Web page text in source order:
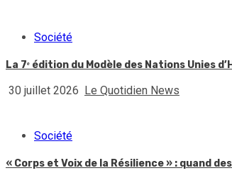
Société
La 7ᵉ édition du Modèle des Nations Unies
30 juillet 2026 Le Quotidien News
Société
« Corps et Voix de la Résilience » : quand